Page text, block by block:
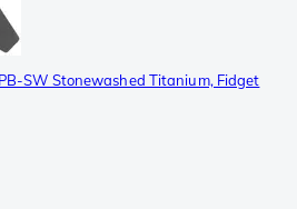
SW Stonewashed Titanium, Fidget